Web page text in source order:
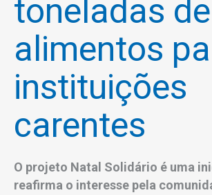
toneladas de
alimentos
instituições
carentes
O projeto Natal Solidário é uma
reafirma o interesse pela